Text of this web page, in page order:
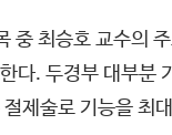
중 최승호 교수의
다. 두경부 대부분
제술로 기능을 최